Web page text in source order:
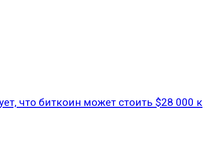
что биткоин может стоить $28 000 к